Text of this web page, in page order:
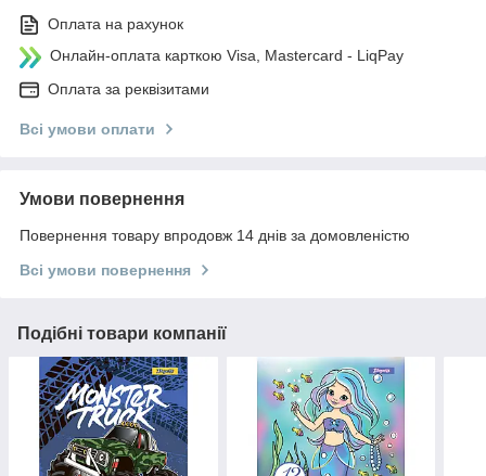
Оплата на рахунок
Онлайн-оплата карткою Visa, Mastercard - LiqPay
Оплата за реквізитами
Всі умови оплати
Умови повернення
Повернення товару впродовж 14 днів за домовленістю
Всі умови повернення
Подібні товари компанії